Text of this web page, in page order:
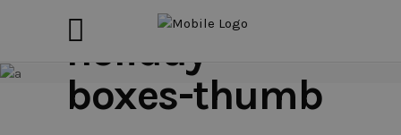
holiday-
boxes-thumb